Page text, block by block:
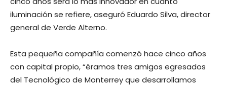
iluminación se refiere, aseguró Eduardo Silva, director
general de Verde Alterno.
Esta pequeña compañía comenzó hace cinco años
con capital propio, “éramos tres amigos egresados
del Tecnológico de Monterrey que desarrollamos